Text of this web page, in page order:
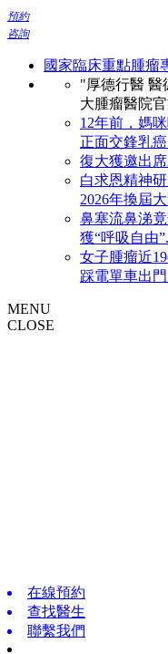
預約
咨詢
國家臨床重點腫瘤
"厚德行醫 醫
大腫瘤醫院
12年前，媽
正面交鋒乳癌
復大獲邀出
白求恩精神
2026年換屆
鼻塞流鼻涕
獲“呼吸自由
女子腫瘤近
踩電單車出門
MENU
CLOSE
在線預約
查找醫生
聯繫我們